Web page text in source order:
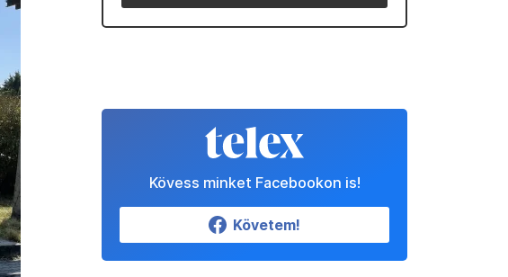
Kövess minket Facebookon is!
Követem!